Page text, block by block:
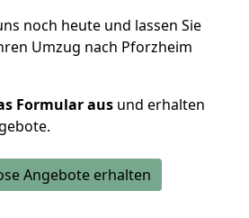
noch heute und lassen Sie
Umzug nach Pforzheim
Formular aus und erhalten
Angebote erhalten